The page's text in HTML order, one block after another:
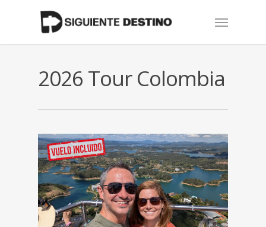
Menu
2026 Tour Colombia